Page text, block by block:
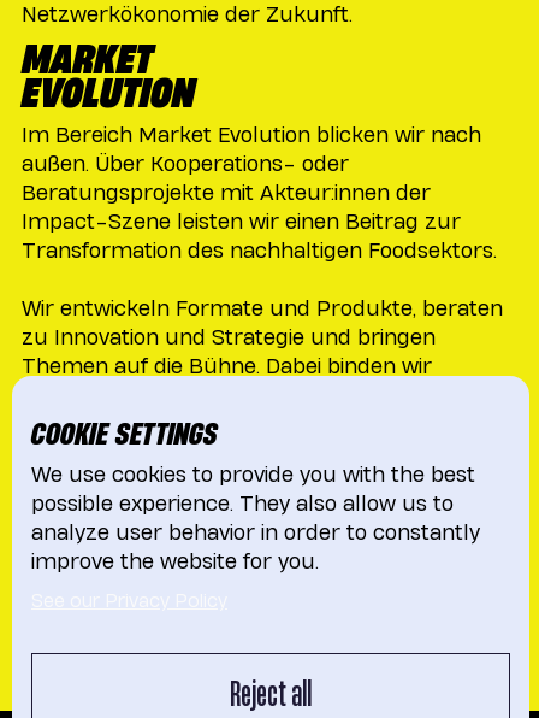
Netzwerkökonomie der Zukunft.
MARKET
EVOLUTION
Im Bereich Market Evolution blicken wir nach
außen. Über Kooperations- oder
Beratungsprojekte mit Akteur:innen der
Impact-Szene leisten wir einen Beitrag zur
Transformation des nachhaltigen Foodsektors.
Wir entwickeln Formate und Produkte, beraten
zu Innovation und Strategie und bringen
Themen auf die Bühne. Dabei binden wir
Best Practice People & Brands aus dem GFC
oder das Publikum im Raum.
Die Erkenntnisse verarbeiten wir weiter und
bringen sie mit ins nächste Projekt.
ehrlichen Interesse an denen, mit denen wir
COOKIE SETTINGS
We use cookies to provide you with the best
possible experience. They also allow us to
analyze user behavior in order to constantly
improve the website for you.
Reject all